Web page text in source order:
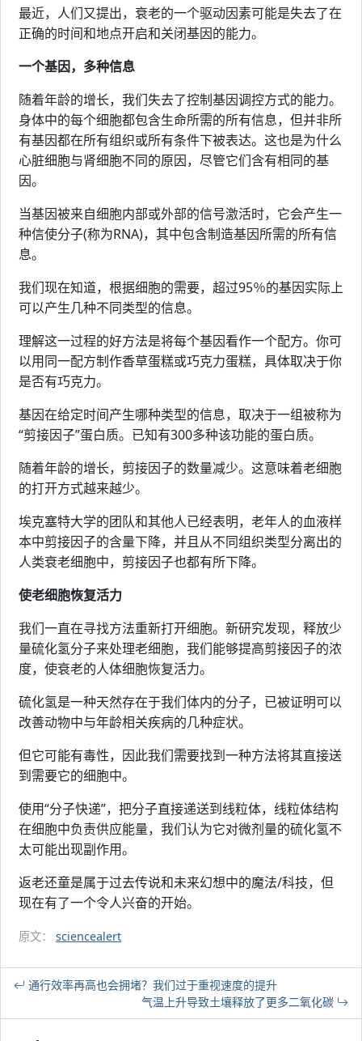
最近，人们又提出，衰老的一个驱动因素可能是失去了在
正确的时间和地点开启和关闭基因的能力。
一个基因，多种信息
随着年龄的增长，我们失去了控制基因调控方式的能力。
身体中的每个细胞都包含生命所需的所有信息，但并非所
有基因都在所有组织或所有条件下被表达。这也是为什么
心脏细胞与肾细胞不同的原因，尽管它们含有相同的基
因。
当基因被来自细胞内部或外部的信号激活时，它会产生一
种信使分子(称为RNA)，其中包含制造基因所需的所有信
息。
我们现在知道，根据细胞的需要，超过95％的基因实际上
可以产生几种不同类型的信息。
理解这一过程的好方法是将每个基因看作一个配方。你可
以用同一配方制作香草蛋糕或巧克力蛋糕，具体取决于你
是否有巧克力。
基因在给定时间产生哪种类型的信息，取决于一组被称为
“剪接因子”蛋白质。已知有300多种该功能的蛋白质。
随着年龄的增长，剪接因子的数量减少。这意味着老细胞
的打开方式越来越少。
埃克塞特大学的团队和其他人已经表明，老年人的血液样
本中剪接因子的含量下降，并且从不同组织类型分离出的
人类衰老细胞中，剪接因子也都有所下降。
使老细胞恢复活力
我们一直在寻找方法重新打开细胞。新研究发现，释放少
量硫化氢分子来处理老细胞，我们能够提高剪接因子的浓
度，使衰老的人体细胞恢复活力。
硫化氢是一种天然存在于我们体内的分子，已被证明可以
改善动物中与年龄相关疾病的几种症状。
但它可能有毒性，因此我们需要找到一种方法将其直接送
到需要它的细胞中。
使用“分子快递”，把分子直接递送到线粒体，线粒体结构
在细胞中负责供应能量，我们认为它对微剂量的硫化氢不
太可能出现副作用。
返老还童是属于过去传说和未来幻想中的魔法/科技，但
现在有了一个令人兴奋的开始。
原文： sciencealert
通行效率再高也会拥堵？我们过于重视速度的提升
气温上升导致土壤释放了更多二氧化碳